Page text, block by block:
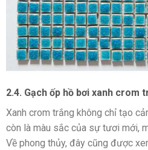
2.4. Gạch ốp hồ bơi xanh crom
Xanh crom trắng không chỉ tạo
còn là màu sắc của sự tươi mới,
Về phong thủy, đây cũng được